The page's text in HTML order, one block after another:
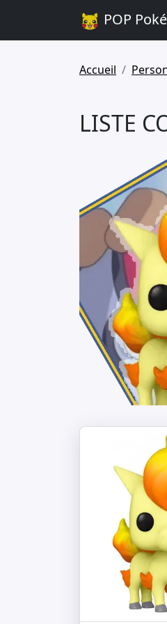
POP
Accueil
LISTE